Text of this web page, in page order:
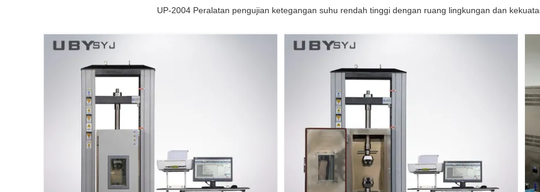
UP-2004 Peralatan pengujian ketegangan suhu rendah tinggi dengan ruang lingkungan dan